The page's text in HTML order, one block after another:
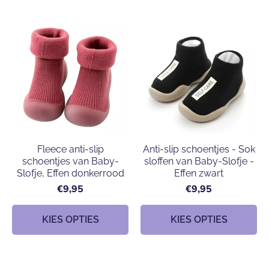
Fleece anti-slip
schoentjes van Baby-
Slofje, Effen donkerrood
€9,95
KIES OPTIES
Anti-slip schoentjes - Sok
sloffen van Baby-Slofje -
Effen zwart
€9,95
KIES OPTIES